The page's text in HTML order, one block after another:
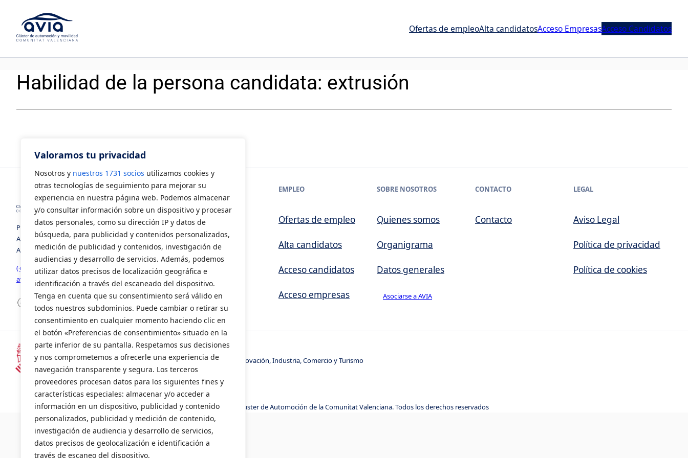
Valoramos tu privacidad
Nosotros y nuestros 1731 socios utilizamos cookies y
otras tecnologías de seguimiento para mejorar su
experiencia en nuestra página web. Podemos almacenar
y/o consultar información sobre un dispositivo y procesar
datos personales, como su dirección IP y datos de
búsqueda, para publicidad y contenidos personalizados,
medición de publicidad y contenidos, investigación de
audiencias y desarrollo de servicios. Además, podemos
utilizar datos precisos de localización geográfica e
identificación a través del escaneado del dispositivo.
Tenga en cuenta que su consentimiento será válido en
todos nuestros subdominios. Puede cambiar o retirar su
consentimiento en cualquier momento haciendo clic en
el botón «Preferencias de consentimiento» situado en la
parte inferior de su pantalla. Respetamos sus decisiones
y nos comprometemos a ofrecerle una experiencia de
navegación transparente y segura. Los terceros
proveedores procesan datos para los siguientes fines y
características especiales: almacenar y/o acceder a
información en un dispositivo, publicidad y contenido
personalizados, publicidad y medición de contenido,
investigación de audiencia y desarrollo de servicios,
datos precisos de geolocalización e identificación a
través de escaneo del dispositivo.
contenido
Ofertas de empleoAlta candidatosAcceso EmpresasAcceso Candidatos
Habilidad de la persona candidata: extrusión
Polígono Industrial Juan Carlos I.
Avenida de la Foia, número 8, edificio 3, 1º, puerta 2. 46440,
Almussafes, Valencia
(+34) 963 941 258
avia@avia.com.es
Facebook LinkedIn X
EMPLEO
Ofertas de empleo
Alta candidatos
Acceso candidatos
Acceso empresas
SOBRE NOSOTROS
Quienes somos
Organigrama
Datos generales
Asociarse a AVIA
CONTACTO
Contacto
LEGAL
Aviso Legal
Política de privacidad
Política de cookies
Subvencionado por la Consellería de Innovación, Industria, Comercio y Turismo
(INENTI/2024/20)
©2024 AVIA, Cluster de Automoción de la Comunitat Valenciana. Todos los derechos reservados